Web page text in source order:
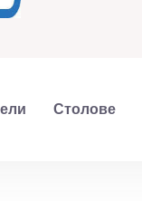
Столове